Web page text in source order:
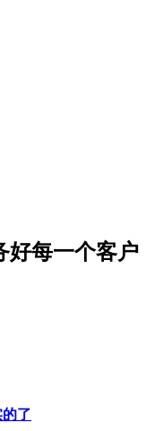
好每一个客户
了